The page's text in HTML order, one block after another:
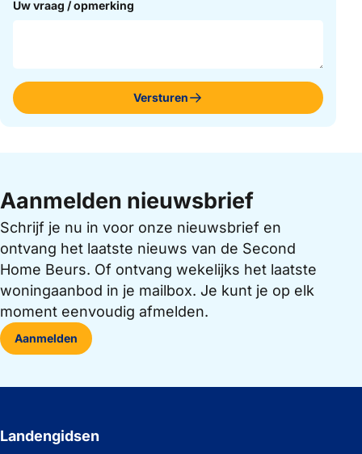
Uw vraag / opmerking
Versturen
Aanmelden nieuwsbrief
Schrijf je nu in voor onze nieuwsbrief en
ontvang het laatste nieuws van de Second
Home Beurs. Of ontvang wekelijks het laatste
woningaanbod in je mailbox. Je kunt je op elk
moment eenvoudig afmelden.
Aanmelden
Landengidsen